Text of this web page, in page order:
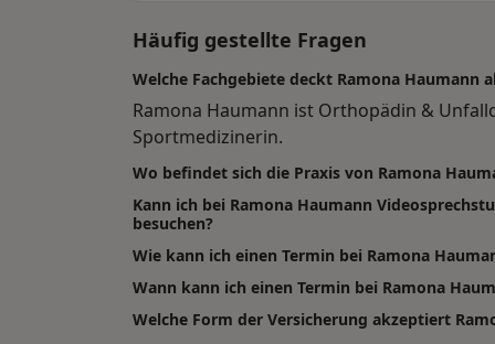
Häufig gestellte Fragen
Welche Fachgebiete deckt Ramona Haumann
Ramona Haumann ist Orthopädin &
Sportmedizinerin.
Wo befindet sich die Praxis von Ramona
Kann ich bei Ramona Haumann
besuchen?
Wie kann ich einen Termin bei Ramona
Wann kann ich einen Termin bei Ramona
Welche Form der Versicherung akzeptiert